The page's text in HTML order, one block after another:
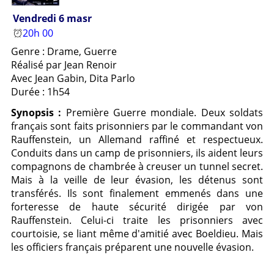
Vendredi 6 masr
20h 00
Genre : Drame, Guerre
Réalisé par Jean Renoir
Avec Jean Gabin, Dita Parlo
Durée : 1h54
Synopsis : Première Guerre mondiale. Deux soldats
français sont faits prisonniers par le commandant von
Rauffenstein, un Allemand raffiné et respectueux.
Conduits dans un camp de prisonniers, ils aident leurs
compagnons de chambrée à creuser un tunnel secret.
Mais à la veille de leur évasion, les détenus sont
transférés. Ils sont finalement emmenés dans une
forteresse de haute sécurité dirigée par von
Rauffenstein. Celui-ci traite les prisonniers avec
courtoisie, se liant même d'amitié avec Boeldieu. Mais
les officiers français préparent une nouvelle évasion.